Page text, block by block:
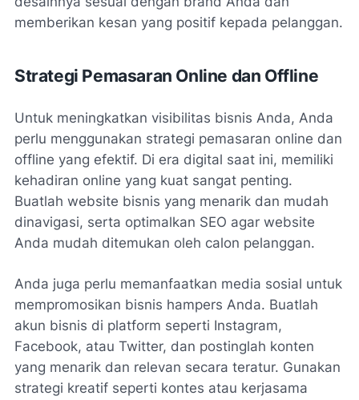
memberikan kesan yang positif kepada pelanggan.
Strategi Pemasaran Online dan Offline
Untuk meningkatkan visibilitas bisnis Anda, Anda
perlu menggunakan strategi pemasaran online dan
offline yang efektif. Di era digital saat ini, memiliki
kehadiran online yang kuat sangat penting.
Buatlah website bisnis yang menarik dan mudah
dinavigasi, serta optimalkan SEO agar website
Anda mudah ditemukan oleh calon pelanggan.
Anda juga perlu memanfaatkan media sosial untuk
mempromosikan bisnis hampers Anda. Buatlah
akun bisnis di platform seperti Instagram,
Facebook, atau Twitter, dan postinglah konten
yang menarik dan relevan secara teratur. Gunakan
strategi kreatif seperti kontes atau kerjasama